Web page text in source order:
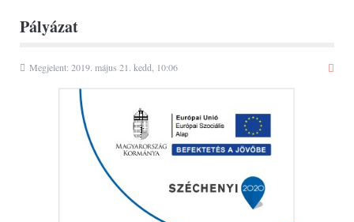
Pályázat
Megjelent: 2019. május 21. kedd, 10:06